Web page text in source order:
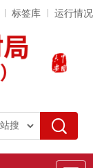
标签库 运行情况